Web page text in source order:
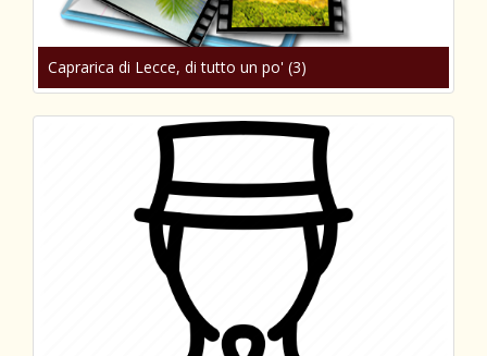
Caprarica di Lecce, di tutto un po' (3)